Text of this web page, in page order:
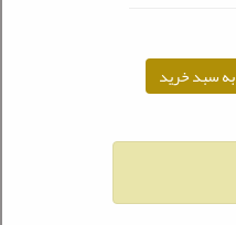
سبد خرید